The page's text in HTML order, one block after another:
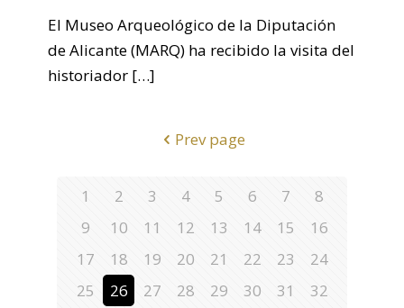
El Museo Arqueológico de la Diputación
de Alicante (MARQ) ha recibido la visita del
historiador […]
Prev page
1 2 3 4 5 6 7
8
9
10 11 12 13 14 15
16
17
18 19 20 21 22 23
24
25
26 27 28 29 30 31
32